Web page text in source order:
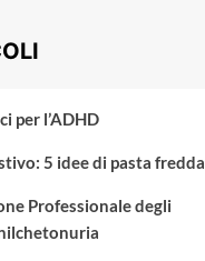
per l’ADHD
5 idee di pasta fredda
Professionale degli